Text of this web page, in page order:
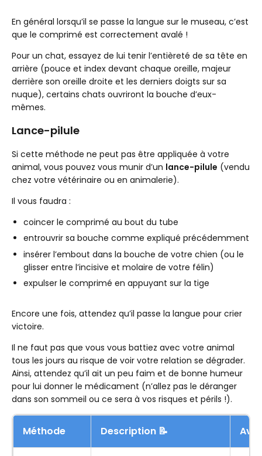
En général lorsqu’il se passe la langue sur le museau, c’est
que le comprimé est correctement avalé !
Pour un chat, essayez de lui tenir l’entièreté de sa tête en
arrière (pouce et index devant chaque oreille, majeur
derrière son oreille droite et les derniers doigts sur sa
nuque), certains chats ouvriront la bouche d’eux-
mêmes.
Lance-pilule
Si cette méthode ne peut pas être appliquée à votre
animal, vous pouvez vous munir d’un lance-pilule (vendu
chez votre vétérinaire ou en animalerie).
Il vous faudra :
coincer le comprimé au bout du tube
entrouvrir sa bouche comme expliqué précédemment
insérer l’embout dans la bouche de votre chien (ou le
glisser entre l’incisive et molaire de votre félin)
expulser le comprimé en appuyant sur la tige
Encore une fois, attendez qu’il passe la langue pour crier
victoire.
Il ne faut pas que vous vous battiez avec votre animal
tous les jours au risque de voir votre relation se dégrader.
Ainsi, attendez qu’il ait un peu faim et de bonne humeur
pour lui donner le médicament (n’allez pas le déranger
dans son sommeil ou ce sera à vos risques et périls !).
Méthode Description 📝